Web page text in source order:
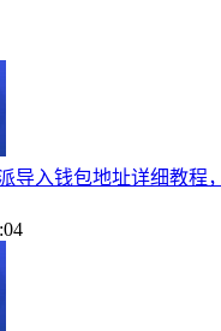
导入钱包地址详细教程